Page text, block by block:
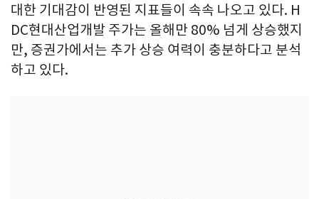
대한 기대감이 반영된 지표들이 속속 나오고 있다. H
DC현대산업개발 주가는 올해만 80% 넘게 상승했지
만, 증권가에서는 추가 상승 여력이 충분하다고 분석
하고 있다.